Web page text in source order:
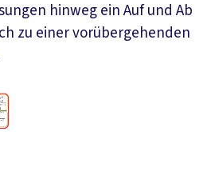
hinweg ein Auf und Ab
zu einer vorübergehenden